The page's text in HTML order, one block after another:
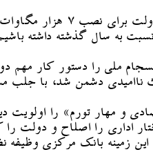
به سال گذشته داشته
ملی را دستور کار مهم
ناامیدی دشمن شد، با جلب
و مهار تورم» را
اداری را اصلاح و دولت
زمینه بانک مرکزی وظیفه